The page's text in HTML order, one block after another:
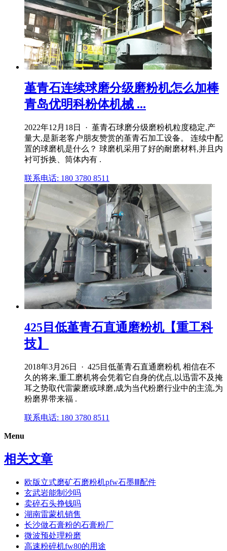
堇青石连续球磨分级磨粉机怎么加棒
青岛优明科粉体机械 ...
2022年12月18日 · 堇青石球磨分级磨粉机粒度稳定,产
量大,是新老客户朋友赞赏的堇青石加工设备。 连续中配
置的球磨机是什么？ 球磨机采用了好的耐磨材料,并且内
衬可拆换、筒体内有 .
联系电话: 180 3780 8511
425目低堇青石直通磨粉机【重工科
技】
2018年3月26日 · 425目低堇青石直通磨粉机 相信在不
久的将来,重工磨机将会凭着它自身的优点,以迅雷不及掩
耳之势取代雷蒙磨或球磨,成为当代粉磨行业中的主流,为
粉磨界带来福 .
联系电话: 180 3780 8511
Menu
相关文章
欧版立式磨矿石磨粉机pfw石墨Ⅲ配件
玄武岩能制沙吗
卖碎石头挣钱吗
湖南雷蒙机销售
长沙做石膏粉的石膏粉厂
微波预处理粉磨
高速粉碎机fw80的用途